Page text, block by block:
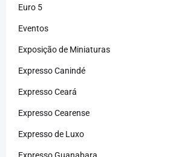
Euro 5
Eventos
Exposição de Miniaturas
Expresso Canindé
Expresso Ceará
Expresso Cearense
Expresso de Luxo